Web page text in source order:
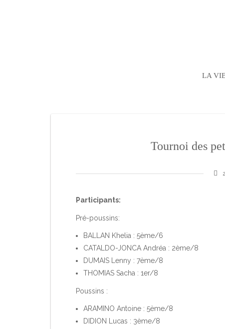
LA
Tournoi des
Participants:
Pré-poussins:
BALLAN Khelia : 5ème/6
CATALDO-JONCA Andréa : 2ème/8
DUMAIS Lenny : 7ème/8
THOMIAS Sacha : 1er/8
Poussins :
ARAMINO Antoine : 5ème/8
DIDION Lucas : 3ème/8